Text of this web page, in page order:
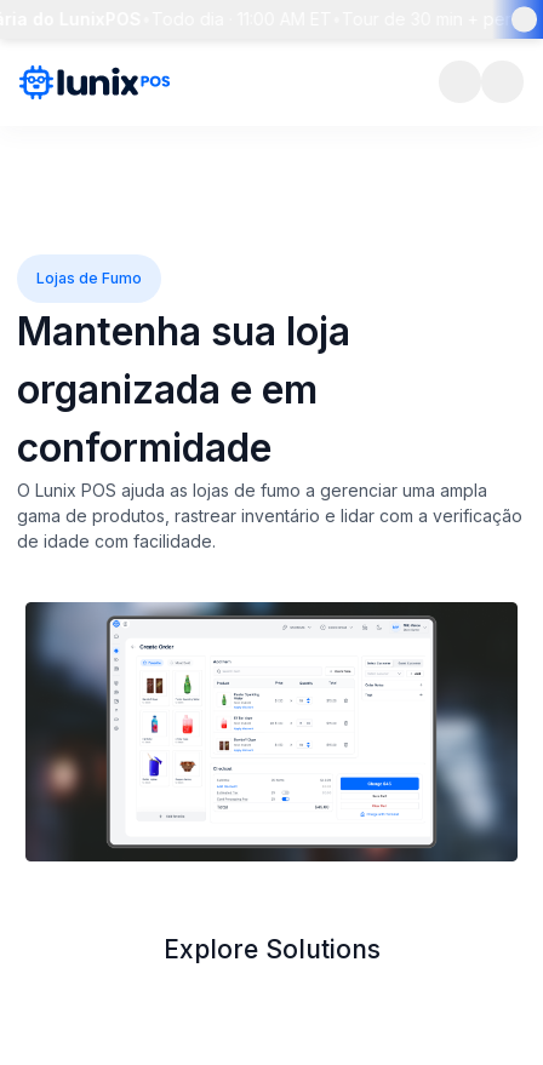
Tour de 30 min + perguntas
Lojas de Fumo
Mantenha sua loja
organizada e em
conformidade
O Lunix POS ajuda as lojas de fumo a gerenciar uma ampla
gama de produtos, rastrear inventário e lidar com a verificação
de idade com facilidade.
Explore Solutions